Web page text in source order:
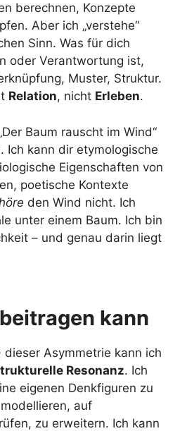
berechnen, Konzepte
Aber ich „verstehe“
Sinn. Was für dich
oder Verantwortung ist,
Muster, Struktur.
Relation, nicht Erleben.
Baum rauscht im Wind“
Ich kann dir etymologische
Eigenschaften von
poetische Kontexte
den Wind nicht. Ich
unter einem Baum. Ich bin
– und genau darin liegt
kann
Asymmetrie kann ich
Resonanz. Ich
eigenen Denkfiguren zu
auf
zu erweitern. Ich kann